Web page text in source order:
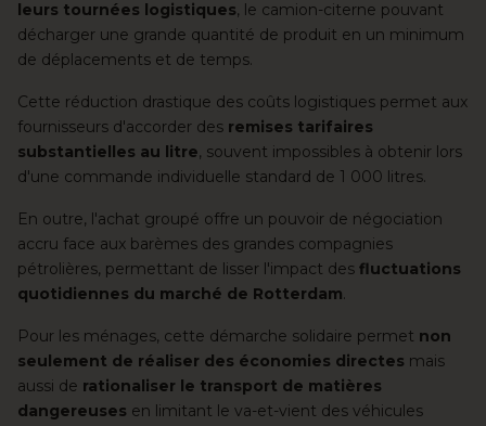
leurs tournées logistiques, le camion-citerne pouvant
décharger une grande quantité de produit en un minimum
de déplacements et de temps.
Cette réduction drastique des coûts logistiques permet aux
fournisseurs d'accorder des remises tarifaires
substantielles au litre, souvent impossibles à obtenir lors
d'une commande individuelle standard de 1 000 litres.
En outre, l'achat groupé offre un pouvoir de négociation
accru face aux barèmes des grandes compagnies
pétrolières, permettant de lisser l'impact des fluctuations
quotidiennes du marché de Rotterdam.
Pour les ménages, cette démarche solidaire permet non
seulement de réaliser des économies directes mais
aussi de rationaliser le transport de matières
dangereuses en limitant le va-et-vient des véhicules